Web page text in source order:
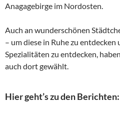
Anagagebirge im Nordosten.
Auch an wunderschönen
– um diese in Ruhe zu
Spezialitäten zu entdecken,
auch dort gewählt.
Hier geht’s zu den Berichten: